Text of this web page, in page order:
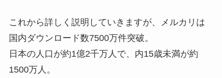
これから詳しく説明していきますが、メルカリは
国内ダウンロード数7500万件突破。
日本の人口が約1億2千万人で、内15歳未満が約
1500万人。